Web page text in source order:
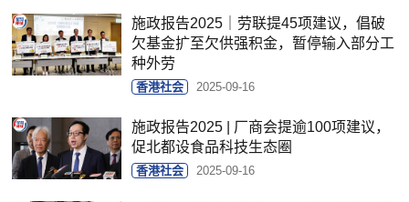
施政报告2025｜劳联提45项建议，倡破
欠基金扩至欠供强积金，暂停输入部分工
种外劳
香港社会 2025-09-16
施政报告2025 | 厂商会提逾100项建议，
促北都设食品科技生态圈
香港社会 2025-09-16